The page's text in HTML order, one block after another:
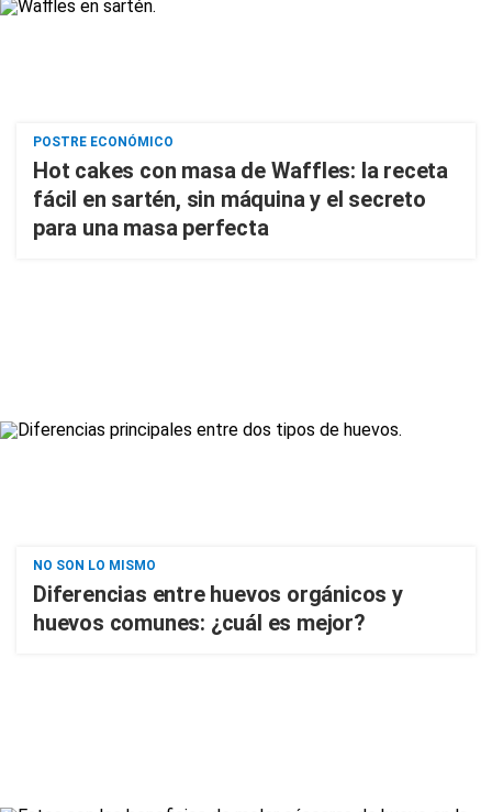
POSTRE ECONÓMICO
Hot cakes con masa de Waffles: la receta
fácil en sartén, sin máquina y el secreto
para una masa perfecta
NO SON LO MISMO
Diferencias entre huevos orgánicos y
huevos comunes: ¿cuál es mejor?